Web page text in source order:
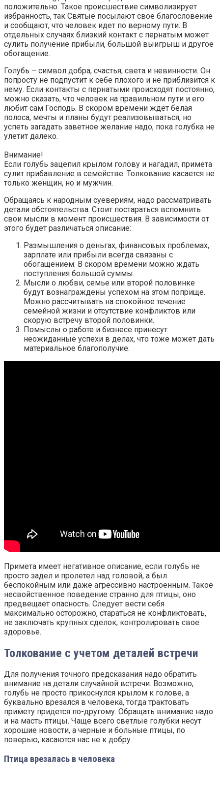
положительно. Такое происшествие символизирует
избранность, так Святые посылают свое благословение
и сообщают, что человек идет по верному пути. В
отдельных случаях близкий контакт с пернатым может
сулить получение прибыли, большой выигрыш и другое
обогащение.
Голубь – символ добра, счастья, света и невинности. Он
попросту не подпустит к себе плохого и не приблизится к
нему. Если контакты с пернатыми происходят постоянно,
можно сказать, что человек на правильном пути и его
любит сам Господь. В скором времени ждет белая
полоса, мечты и планы будут реализовываться, но
успеть загадать заветное желание надо, пока голубка не
улетит далеко.
Внимание!
Если голубь зацепил крылом голову и нагадил, примета
сулит прибавление в семействе. Толкование касается не
только женщин, но и мужчин.
Обращаясь к народным суевериям, надо рассматривать
детали обстоятельства. Стоит постараться вспомнить
свои мысли в момент происшествия. В зависимости от
этого будет различаться описание:
Размышления о деньгах, финансовых проблемах,
зарплате или прибыли всегда связаны с
обогащением. В скором времени можно ждать
поступления большой суммы.
Мысли о любви, семье или второй половинке
будут вознаграждены успехом на этом поприще.
Можно рассчитывать на спокойное течение
семейной жизни и отсутствие конфликтов или
скорую встречу второй половинки.
Помыслы о работе и бизнесе принесут
неожиданные успехи в делах, что тоже может дать
материальное благополучие.
Примета имеет негативное описание, если голубь не
просто задел и пролетел над головой, а был
беспокойным или даже агрессивно настроенным. Такое
несвойственное поведение странно для птицы, оно
предвещает опасность. Следует вести себя
максимально осторожно, стараться не конфликтовать,
не заключать крупных сделок, контролировать свое
здоровье.
Толкование с учетом деталей встречи
Для получения точного предсказания надо обратить
внимание на детали случайной встречи. Возможно,
голубь не просто прикоснулся крылом к голове, а
буквально врезался в человека, тогда трактовать
примету придется по-другому. Обращать внимание надо
и на масть птицы. Чаще всего светлые голубки несут
хорошие новости, а черные и больные птицы, по
поверью, касаются нас не к добру.
Птица врезалась в человека